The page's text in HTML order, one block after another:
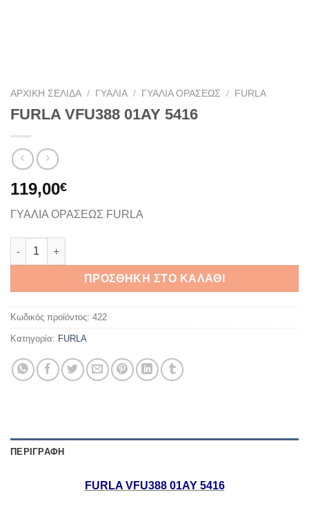
ΑΡΧΙΚΉ ΣΕΛΊΔΑ / ΓΥΑΛΙΆ / ΓΥΑΛΙΆ ΟΡΆΣΕΩΣ / FURLA
FURLA VFU388 01AY 5416
119,00€
ΓΥΑΛΙΑ ΟΡΑΣΕΩΣ FURLA
FURLA VFU388 01AY 5416 ποσότητα
ΠΡΟΣΘΉΚΗ ΣΤΟ ΚΑΛΆΘΙ
Κωδικός προϊόντος: 422
Κατηγορία: FURLA
ΠΕΡΙΓΡΑΦΉ
FURLA VFU388 01ΑΥ 5416